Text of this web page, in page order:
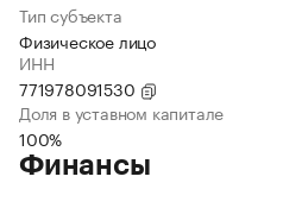
Тип субъекта
Физическое лицо
ИНН
771978091530
Доля в уставном капитале
100%
Финансы